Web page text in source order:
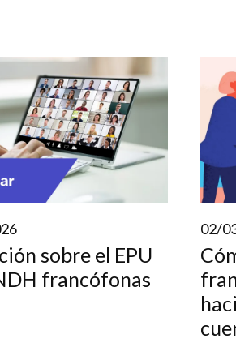
sobre el EPU
francófonas
02/